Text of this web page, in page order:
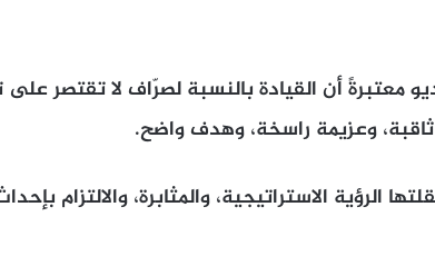
معتبرةً أن القيادة بالنسبة لصرّاف لا تقتصر
ثاقبة، وعزيمة راسخة، وهدف واضح.
الرؤية الاستراتيجية، والمثابرة، والالتزام